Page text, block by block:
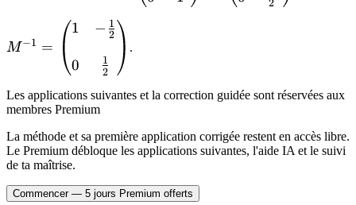
\end{pmatrix} =
\begin{pmatrix} 1
& -\frac{1}{2}
\\\\ 0 & \frac{1}
{2} \end{pmatrix}
2
M^{-1} =
\begin{pmatrix}
1 & -\frac{1}
\frac{1}{2}
\end{pmatrix}
M−1 =
1
0
− 2
1
2
1
.
Les applications suivantes et la correction guidée sont réservées aux
membres Premium
La méthode et sa première application corrigée restent en accès libre.
Le Premium débloque les applications suivantes, l'aide IA et le suivi
de ta maîtrise.
Commencer — 5 jours Premium offerts